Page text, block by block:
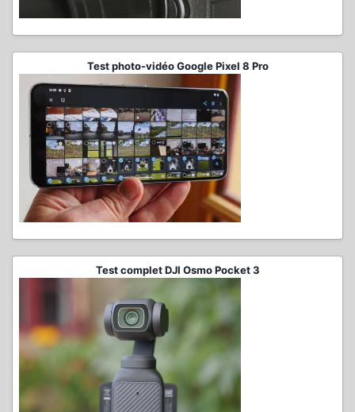
Test photo-vidéo Google Pixel 8 Pro
Test complet DJI Osmo Pocket 3